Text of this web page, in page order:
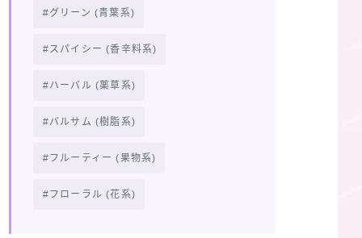
グリーン (青葉系)
スパイシー (香辛料系)
ハーバル (薬草系)
バルサム (樹脂系)
フルーティー (果物系)
フローラル (花系)